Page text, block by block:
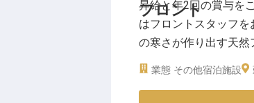
フロント
昇給と年2回の賞与を
はフロントスタッフ
の寒さが作り出す天然
環境。「KKR蔵王白銀
る宿泊施設です。地
業態 その他宿泊施設